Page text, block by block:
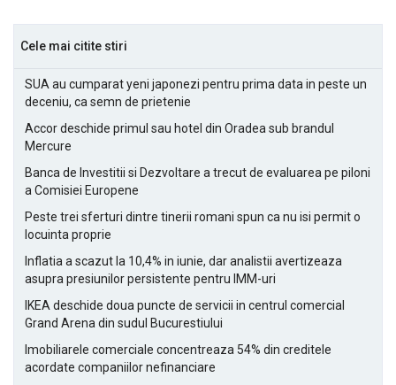
Cele mai citite stiri
SUA au cumparat yeni japonezi pentru prima data in peste un
deceniu, ca semn de prietenie
Accor deschide primul sau hotel din Oradea sub brandul
Mercure
Banca de Investitii si Dezvoltare a trecut de evaluarea pe piloni
a Comisiei Europene
Peste trei sferturi dintre tinerii romani spun ca nu isi permit o
locuinta proprie
Inflatia a scazut la 10,4% in iunie, dar analistii avertizeaza
asupra presiunilor persistente pentru IMM-uri
IKEA deschide doua puncte de servicii in centrul comercial
Grand Arena din sudul Bucurestiului
Imobiliarele comerciale concentreaza 54% din creditele
acordate companiilor nefinanciare